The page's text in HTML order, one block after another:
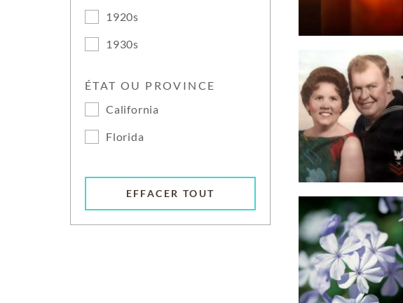
1920s
1930s
ÉTAT OU PROVINCE
California
Florida
EFFACER TOUT